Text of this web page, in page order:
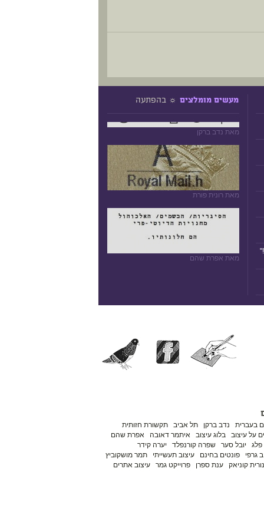
מעשים מומלצים ☼ בהפתעה
מאת נדב ברקן
מאת רונית פורת
מאת אפרת שהם
בעברית נדב ברקן תל אביב
תקשורת חזותית
על עיצוב
בלוג עיצוב איתמר דאובה
אפרת שהם
פלג
יובל סער שפרה קורנפלד
יערה קידר
גרפי
פונטים בחינם עיצוב תעשייתי
תמר מושקוביץ
נורית קוניאק
ענת ספרן פרוייקט גמר עיצוב אתרים